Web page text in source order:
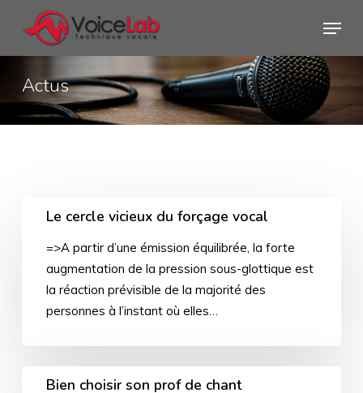
Menu
Actus
Le cercle vicieux du forçage vocal
=>A partir d’une émission équilibrée, la forte
augmentation de la pression sous-glottique est
la réaction prévisible de la majorité des
personnes à l’instant où elles…
Bien choisir son prof de chant